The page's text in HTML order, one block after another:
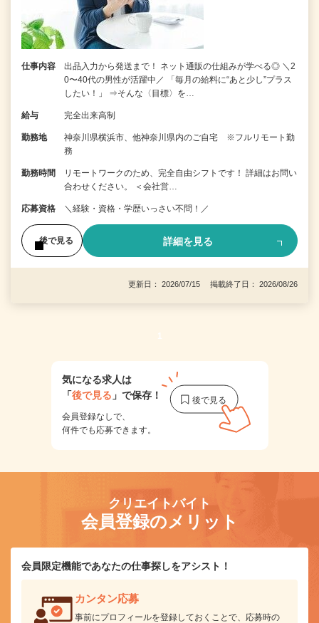
仕事内容
出品入力から発送まで！ ネット通販の仕組みが学べる◎ ＼2
0〜40代の男性が活躍中／ 「毎月の給料に“あと少し”プラス
したい！」 ⇒そんな〈目標〉を…
給与 完全出来高制
勤務地
神奈川県横浜市、他神奈川県内のご自宅 ※フルリモート勤
務
勤務時間
リモートワークのため、完全自由シフトです！ 詳細はお問い
合わせください。 ＜会社営…
応募資格 ＼経験・資格・学歴いっさい不問！／
後で見る 詳細を見る
更新日： 2026/07/15 掲載終了日： 2026/08/26
1
気になる求人は
「後で見る 」で保存！
会員登録なしで、
何件でも応募できます。
クリエイトバイト
会員登録のメリット
会員限定機能であなたの仕事探しをアシスト！
カンタン応募
事前にプロフィールを登録しておくことで、応募時の